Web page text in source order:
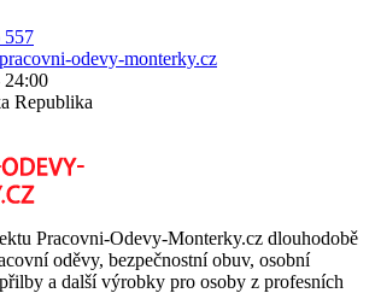
557
odevy-monterky.cz
24:00
Republika
Pracovni-Odevy-Monterky.cz dlouhodobě
oděvy, bezpečnostní obuv, osobní
a další výrobky pro osoby z profesních